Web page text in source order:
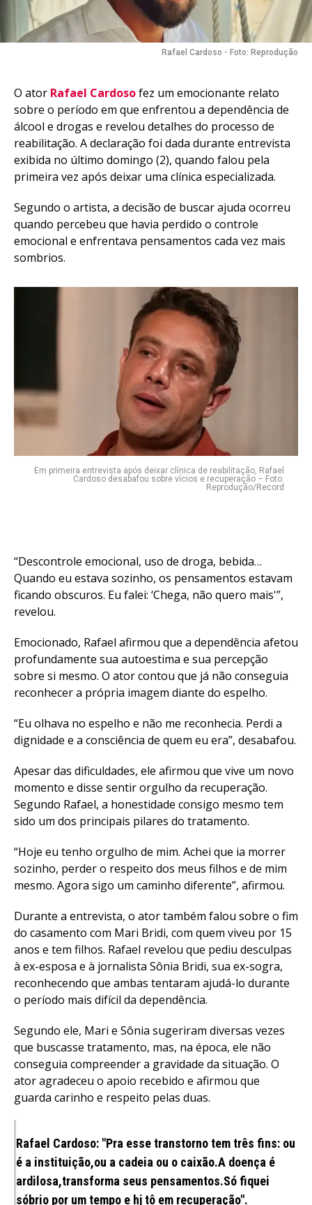
Rafael Cardoso - Foto: Reprodução
O ator Rafael Cardosofez um emocionante relato
sobre o período em que enfrentou a dependência de
álcool e drogas e revelou detalhes do processo de
reabilitação. A declaração foi dada durante entrevista
exibida no último domingo (2), quando falou pela
primeira vez após deixar uma clínica especializada.
Segundo o artista, a decisão de buscar ajuda ocorreu
quando percebeu que havia perdido o controle
emocional e enfrentava pensamentos cada vez mais
sombrios.
Em primeira entrevista após deixar clínica de reabilitação, Rafael
Cardoso desabafou sobre vícios e recuperação – Foto:
Reprodução/Record
“Descontrole emocional, uso de droga, bebida…
Quando eu estava sozinho, os pensamentos estavam
ficando obscuros. Eu falei: ‘Chega, não quero mais'”,
revelou.
Emocionado, Rafael afirmou que a dependência afetou
profundamente sua autoestima e sua percepção
sobre si mesmo. O ator contou que já não conseguia
reconhecer a própria imagem diante do espelho.
“Eu olhava no espelho e não me reconhecia. Perdi a
dignidade e a consciência de quem eu era”, desabafou.
Apesar das dificuldades, ele afirmou que vive um novo
momento e disse sentir orgulho da recuperação.
Segundo Rafael, a honestidade consigo mesmo tem
sido um dos principais pilares do tratamento.
“Hoje eu tenho orgulho de mim. Achei que ia morrer
sozinho, perder o respeito dos meus filhos e de mim
mesmo. Agora sigo um caminho diferente”, afirmou.
Durante a entrevista, o ator também falou sobre o fim
do casamento com Mari Bridi, com quem viveu por 15
anos e tem filhos. Rafael revelou que pediu desculpas
à ex-esposa e à jornalista Sônia Bridi, sua ex-sogra,
reconhecendo que ambas tentaram ajudá-lo durante
o período mais difícil da dependência.
Segundo ele, Mari e Sônia sugeriram diversas vezes
que buscasse tratamento, mas, na época, ele não
conseguia compreender a gravidade da situação. O
ator agradeceu o apoio recebido e afirmou que
guarda carinho e respeito pelas duas.
Rafael Cardoso: "Pra esse transtorno tem três fins: ou
é a instituição,ou a cadeia ou o caixão.A doença é
ardilosa,transforma seus pensamentos.Só fiquei
sóbrio por um tempo e hj tô em recuperação".